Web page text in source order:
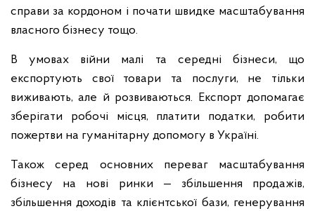
справи за кордоном і почати швидке масштабування
власного бізнесу тощо.
В умовах війни малі та середні бізнеси, що
експортують свої товари та послуги, не тільки
виживають, але й розвиваються. Експорт допомагає
зберігати робочі місця, платити податки, робити
пожертви на гуманітарну допомогу в Україні.
Також серед основних переваг масштабування
бізнесу на нові ринки — збільшення продажів,
збільшення доходів та клієнтської бази, генерування